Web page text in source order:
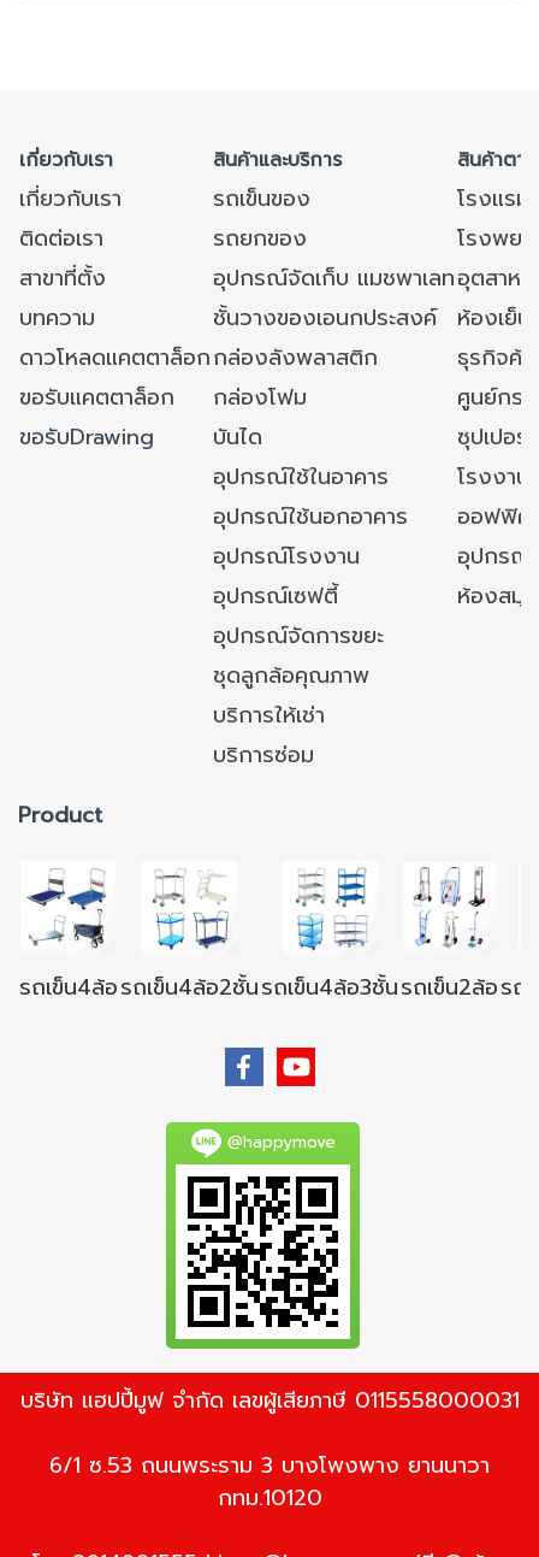
เกี่ยวกับเรา สินค้าและบริการ สินค้าตา
เกี่ยวกับเรา รถเข็นของ
โรงแร
ติดต่อเรา
รถยกของ
โรงพย
สาขาที่ตั้ง
อุปกรณ์จัดเก็บ แมชพาเลทอุตสาหก
บทความ
ชั้นวางของเอนกประสงค์
ห้องเย็
ดาวโหลดแคตตาล็อกกล่องลังพลาสติก
ธุรกิจค้
ขอรับแคตตาล็อก
กล่องโฟม
ศูนย์กร
ขอรับDrawing
บันได
ซุปเปอ
อุปกรณ์ใช้ในอาคาร
โรงงา
อุปกรณ์ใช้นอกอาคาร
ออฟฟิศ/
อุปกรณ์โรงงาน
อุปกรณ์
อุปกรณ์เซฟตี้
ห้องสมุ
อุปกรณ์จัดการขยะ
ชุดลูกล้อคุณภาพ
บริการให้เช่า
บริการซ่อม
Product
รถเข็น4ล้อรถเข็น4ล้อ2ชั้นรถเข็น4ล้อ3ชั้นรถเข็น2ล้อรถ
@happymove
บริษัท แฮปปี้มูฟ จำกัด เลขผู้เสียภาษี 0115558000031
6/1 ซ.53 ถนนพระราม 3 บางโพงพาง ยานนาวา
กทม.10120